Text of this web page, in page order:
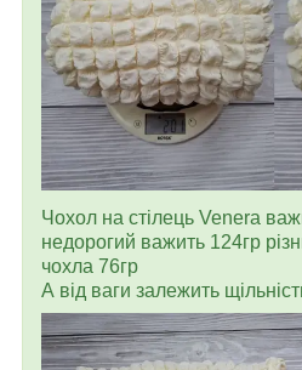
Чохол на стілець Venera
недорогий важить 124гр
чохла 76гр
А від ваги залежить